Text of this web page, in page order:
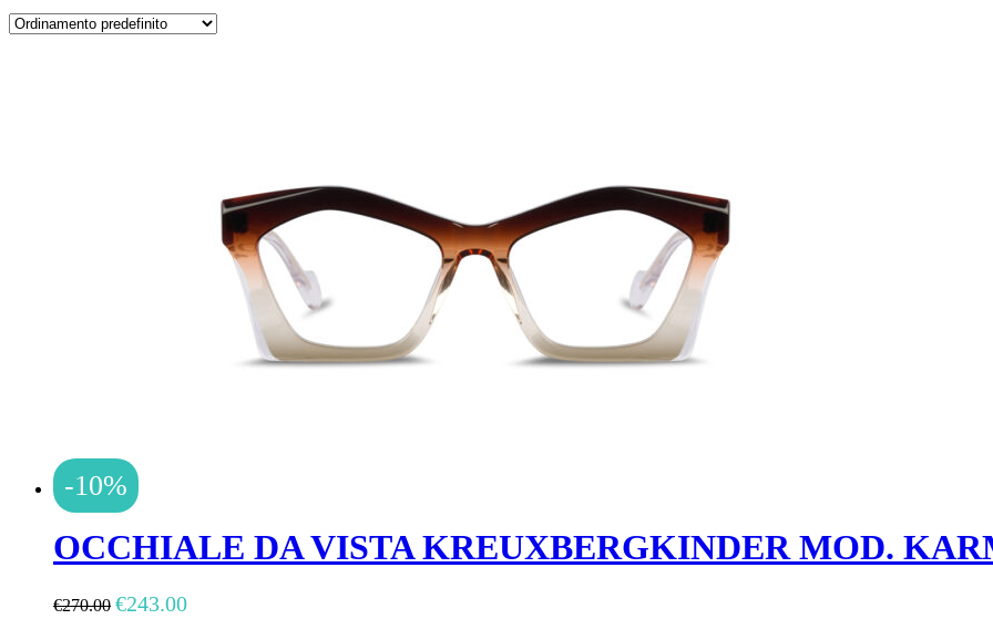
-10%
OCCHIALE DA VISTA KREUXBERGKINDER MOD.
€270.00 Il
€243.00Il